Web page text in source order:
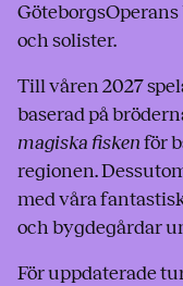
och solister.
Till våren 2027
baserad på
magiska fiskenför
regionen.
med våra
och bygdegårdar
För uppdaterade